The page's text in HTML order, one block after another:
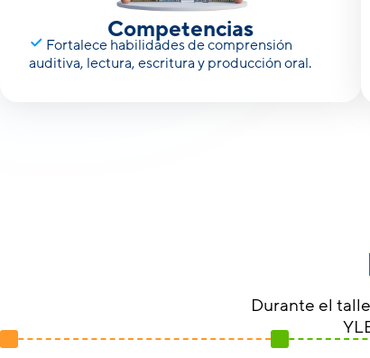
Competencias
Fortalece habilidades de comprensión
auditiva, lectura, escritura y producción oral.
Durante el